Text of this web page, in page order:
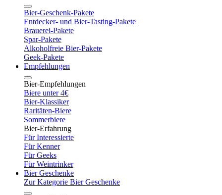
Bier-Geschenk-Pakete
Entdecker- und Bier-Tasting-Pakete
Brauerei-Pakete
Spar-Pakete
Alkoholfreie Bier-Pakete
Geek-Pakete
Empfehlungen
Bier-Empfehlungen
Biere unter 4€
Bier-Klassiker
Raritäten-Biere
Sommerbiere
Bier-Erfahrung
Für Interessierte
Für Kenner
Für Geeks
Für Weintrinker
Bier Geschenke
Zur Kategorie Bier Geschenke